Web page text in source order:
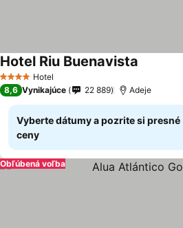
4 Počet hviezdičiek
Hotel
Hotel Riu Buenavista
8,6 Vynikajúce 22 889 Adeje
Vyberte dátumy a pozrite si presné
ceny
Obľúbená voľba